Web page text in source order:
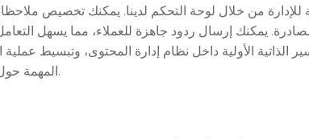
للإدارة من خلال لوحة التحكم لدينا. يمكنك تخصيص
يمكنك إرسال ردود جاهزة للعملاء، مما يسهل
الذاتية الأولية داخل نظام إدارة المحتوى، وتبسيط
المهمة حول سجل مشتريات العميل، وسجل استفساراته، والملاحظات، وغيرها، كل ذلك بنقرة زر واحدة.